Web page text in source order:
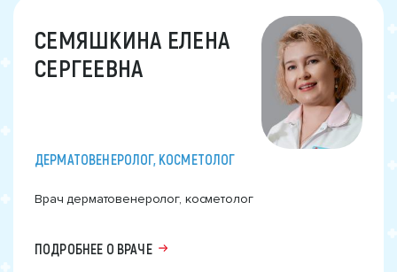
СЕМЯШКИНА ЕЛЕНА
СЕРГЕЕВНА
ДЕРМАТОВЕНЕРОЛОГ, КОСМЕТОЛОГ
Врач дерматовенеролог, косметолог
ПОДРОБНЕЕ О ВРАЧЕ